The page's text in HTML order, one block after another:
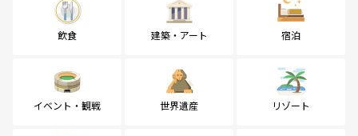
飲食 建築・アート 宿泊
イベント・観戦 世界遺産 リゾート